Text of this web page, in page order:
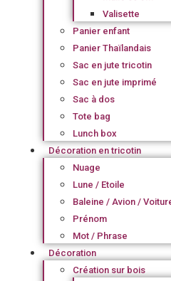
Valisette
Panier enfant
Panier Thaïlandais
Sac en jute tricotin
Sac en jute imprimé
Sac à dos
Tote bag
Lunch box
Décoration en tricotin
Nuage
Lune / Etoile
Baleine / Avion /
Prénom
Mot / Phrase
Décoration
Création sur bois